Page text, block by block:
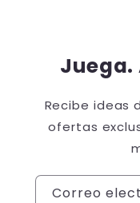
Juega.
Recibe ideas
ofertas
Correo